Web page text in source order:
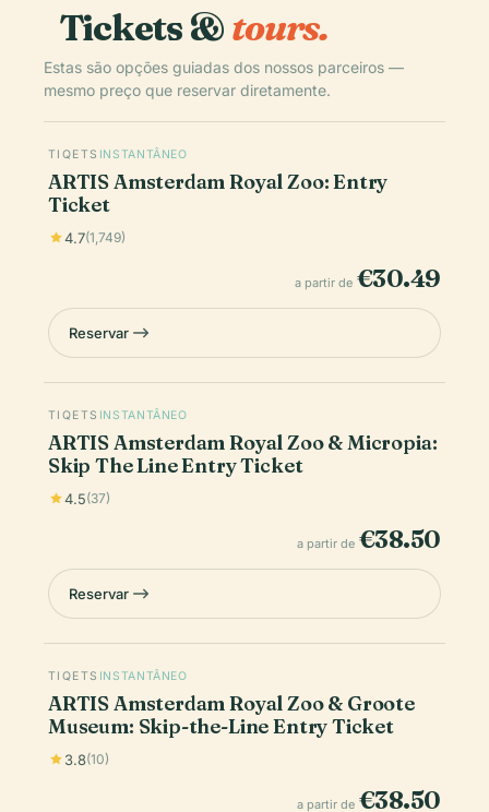
Tickets &tours.
Estas são opções guiadas dos nossos parceiros —
mesmo preço que reservar diretamente.
TIQETS INSTANTÂNEO
ARTIS Amsterdam Royal Zoo: Entry
Ticket
4.7(1,749)
a partir de €30.49
Reservar
TIQETS INSTANTÂNEO
ARTIS Amsterdam Royal Zoo & Micropia:
Skip The Line Entry Ticket
4.5(37)
a partir de €38.50
Reservar
TIQETS INSTANTÂNEO
ARTIS Amsterdam Royal Zoo & Groote
Museum: Skip-the-Line Entry Ticket
3.8(10)
a partir de €38.50